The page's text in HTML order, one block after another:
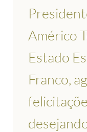
Américo
Estado
Franco,